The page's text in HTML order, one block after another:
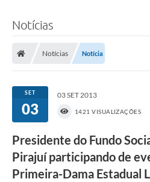
Publicações Oficias
Departamentos
Utilidade Pública
Informações
Notícias
Notícias Notícia
SET
03
03 SET 2013
1421 VISUALIZAÇÕES
Presidente do Fundo
Pirajuí participando de
Primeira-Dama Estadual